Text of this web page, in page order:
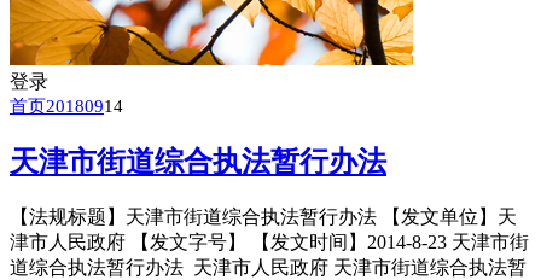
登录
首页20180914
天津市街道综合执法暂行办法
【法规标题】天津市街道综合执法暂行办法 【发文单位】天
津市人民政府 【发文字号】 【发文时间】2014-8-23 天津市街
道综合执法暂行办法 天津市人民政府 天津市街道综合执法暂